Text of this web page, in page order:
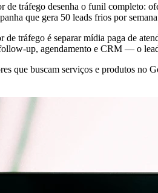
tráfego desenha o funil completo:
que gera 50 leads frios por
tráfego é separar mídia paga de
up, agendamento e CRM — o
que buscam serviços e produtos no